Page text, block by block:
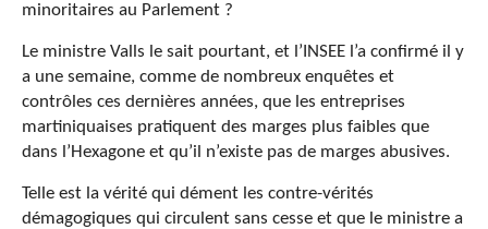
minoritaires au Parlement ?
Le ministre Valls le sait pourtant, et l’INSEE l’a confirmé il y
a une semaine, comme de nombreux enquêtes et
contrôles ces dernières années, que les entreprises
martiniquaises pratiquent des marges plus faibles que
dans l’Hexagone et qu’il n’existe pas de marges abusives.
Telle est la vérité qui dément les contre-vérités
démagogiques qui circulent sans cesse et que le ministre a